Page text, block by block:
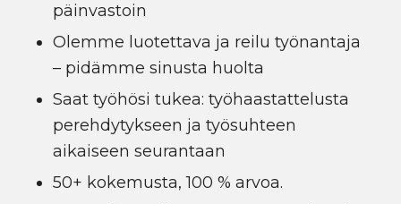
päinvastoin
Olemme luotettava ja reilu työnantaja
– pidämme sinusta huolta
Saat työhösi tukea: työhaastattelusta
perehdytykseen ja työsuhteen
aikaiseen seurantaan
50+ kokemusta, 100 % arvoa.